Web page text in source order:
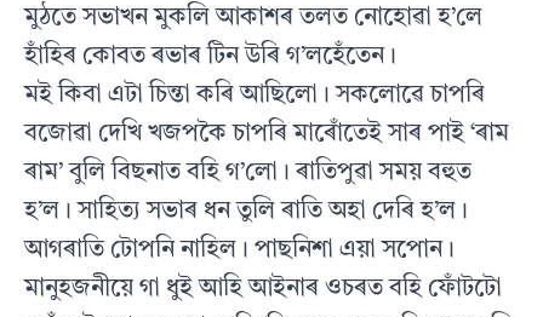
মুঠতে সভাখন মুকলি আকাশৰ তলত নোহোৱা হ’লে
হাঁহিৰ কোবত ৰভাৰ টিন উৰি গ’লহেঁতেন।
মই কিবা এটা চিন্তা কৰি আছিলো। সকলোৱে চাপৰি
বজোৱা দেখি খজপকৈ চাপৰি মাৰোঁতেই সাৰ পাই ‘ৰাম
ৰাম’ বুলি বিছনাত বহি গ’লো। ৰাতিপুৱা সময় বহুত
হ’ল। সাহিত্য সভাৰ ধন তুলি ৰাতি অহা দেৰি হ’ল।
আগৰাতি টোপনি নাহিল। পাছনিশা এয়া সপোন।
মানুহজনীয়ে গা ধুই আহি আইনাৰ ওচৰত বহি ফোঁটটো